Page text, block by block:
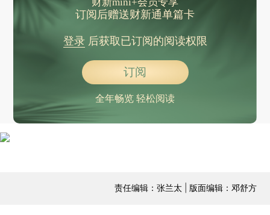
订阅后赠送财新通单篇卡
登录后获取已订阅的阅读权限
订阅
全年畅览 轻松阅读
责任编辑：张兰太 | 版面编辑：邓舒方